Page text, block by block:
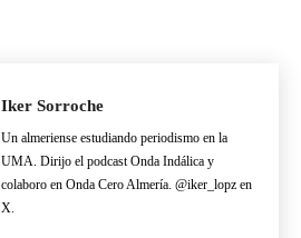
Iker Sorroche
Un almeriense estudiando periodismo en la
UMA. Dirijo el podcast Onda Indálica y
colaboro en Onda Cero Almería. @iker_lopz en
X.